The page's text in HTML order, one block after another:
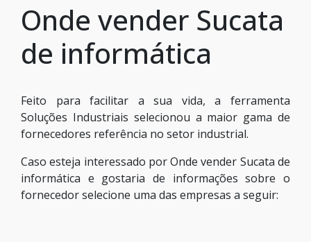
Onde vender Sucata
de informática
Feito para facilitar a sua vida, a ferramenta
Soluções Industriais selecionou a maior gama de
fornecedores referência no setor industrial.
Caso esteja interessado por Onde vender Sucata de
informática e gostaria de informações sobre o
fornecedor selecione uma das empresas a seguir: